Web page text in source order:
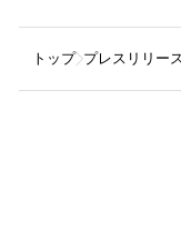
トップ プレスリリース